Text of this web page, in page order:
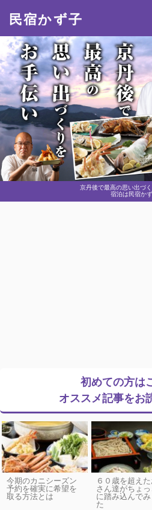
京丹後で最高の思い出づ
宿泊は民宿か
民宿かず子
初めての方は
オススメ記事をお
今期のカニシーズン
予約を確実に希望を
取る方法とは
６０歳を超え
さん達がちょ
に踏み込んで
た